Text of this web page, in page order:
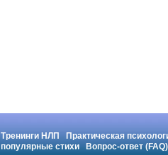
Тренинги НЛП
Практическая
популярные стихи
Вопрос-ответ (FAQ)